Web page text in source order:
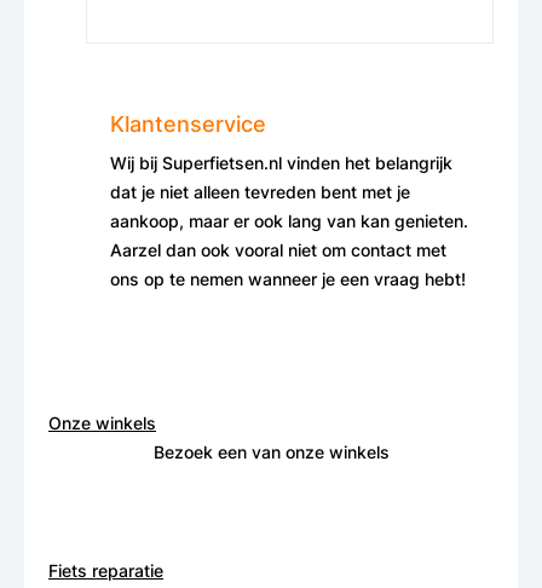
Klantenservice
Wij bij Superfietsen.nl vinden het belangrijk
dat je niet alleen tevreden bent met je
aankoop, maar er ook lang van kan genieten.
Aarzel dan ook vooral niet om contact met
ons op te nemen wanneer je een vraag hebt!
Onze winkels
Bezoek een van onze winkels
Fiets reparatie